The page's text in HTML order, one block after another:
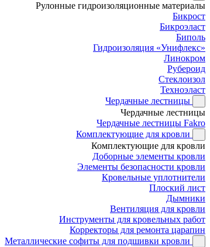
Рулонные гидроизоляционные материалы
Бикрост
Бикроэласт
Биполь
Гидроизоляция «Унифлекс»
Линокром
Рубероид
Стеклоизол
Техноэласт
Чердачные лестницы
Чердачные лестницы
Чердачные лестницы Fakro
Комплектующие для кровли
Комплектующие для кровли
Доборные элементы кровли
Элементы безопасности кровли
Кровельные уплотнители
Плоский лист
Дымники
Вентиляция для кровли
Инструменты для кровельных работ
Корректоры для ремонта царапин
Металлические софиты для подшивки кровли